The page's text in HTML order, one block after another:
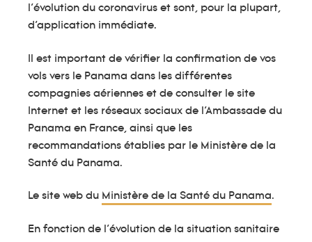
l’évolution du coronavirus et sont, pour la plupart,
d’application immédiate.
Il est important de vérifier la confirmation de vos
vols vers le Panama dans les différentes
compagnies aériennes et de consulter le site
Internet et les réseaux sociaux de l’Ambassade du
Panama en France, ainsi que les
recommandations établies par le Ministère de la
Santé du Panama.
Le site web du Ministère de la Santé du Panama.
En fonction de l’évolution de la situation sanitaire